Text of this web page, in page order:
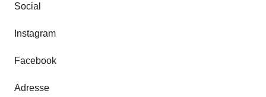
Social
Instagram
Facebook
Adresse